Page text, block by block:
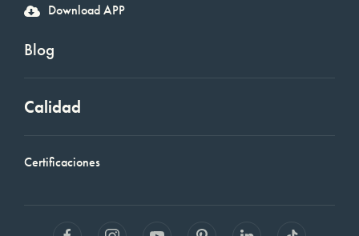
Download APP
Blog
Calidad
Certificaciones